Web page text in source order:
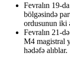
Fevralın 19-
bölgəsində
ordusunun iki
Fevralın 21-
M4 magistral
hədəfə alıblar.